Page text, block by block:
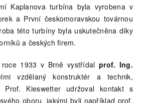
Kaplanova turbína byla vyrobena v
a První českomoravskou továrnou
této turbíny byla uskutečněna díky
a českých firem.
roce 1933 v Brně vystřídalprof. Ing.
vzdělaný konstruktér a technik,
Kieswetter udržoval kontakt s
oboru, jakými byli například prof.